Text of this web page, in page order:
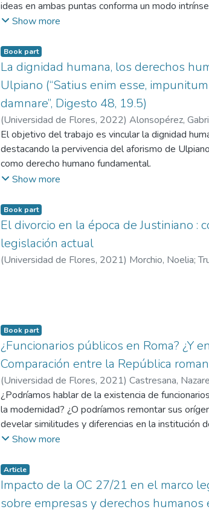
adecuada, el Ejecutivo, asignando de modo
ideas en ambas puntas conforma un modo
personas que crean raíces o bases y que
¿La unión convivencial en Argentina tiene
no? El objetivo de la presente ponencia es
Civil argentino, desde la perspectiva de la civilidad.
Show more
Book part
La dignidad humana, los derechos
Ulpiano (“Satius enim esse,
damnare”, Digesto 48, 19.5)
(Universidad de Flores, 2022) Alonsopérez,
El objetivo del trabajo es vincular la dignidad
destacando la pervivencia del aforismo de
como derecho humano fundamental.
El aforismo “Satius enim esse, impunitum
inocente)285 se proyecta hasta la actualidad en
tratados internacionales de jerarquía
La dignidad humana es el fundamento
gran relevancia en el proceso penal. La
proceso” en virtud del cual, para que un sujeto
buena administración de justicia de manera
buen funcionamiento de la sociedad democrática
internacionales y en los fallos de las cortes
La presunción de inocencia prohíbe todo acto de
hechos y la ejecución de la pena.
En virtud del artículo 8 del Convención
acusado tiene el derecho de que mientras una
Show more
Book part
El divorcio en la época de Justiniano :
legislación actual
(Universidad de Flores, 2021) Morchio, Noelia;
Book part
¿Funcionarios públicos en Roma? ¿Y
Comparación entre la República
(Universidad de Flores, 2021) Castresana,
¿Podríamos hablar de la existencia de
la modernidad? ¿O podríamos remontar sus
develar similitudes y diferencias en la institución
gratuidad y temporalidad que ostentarían dichos
Show more
Article
Impacto de la OC 27/21 en el marco
sobre empresas y derechos humanos